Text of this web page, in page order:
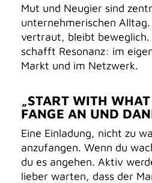
Mut und Neugier sind
unternehmerischen
vertraut, bleibt beweglich.
schafft Resonanz: im
Markt und im Netzwerk.
„START WITH
FANGE AN UND
Eine Einladung, nicht zu
anzufangen. Wenn du
du es angehen. Aktiv
lieber warten, dass der